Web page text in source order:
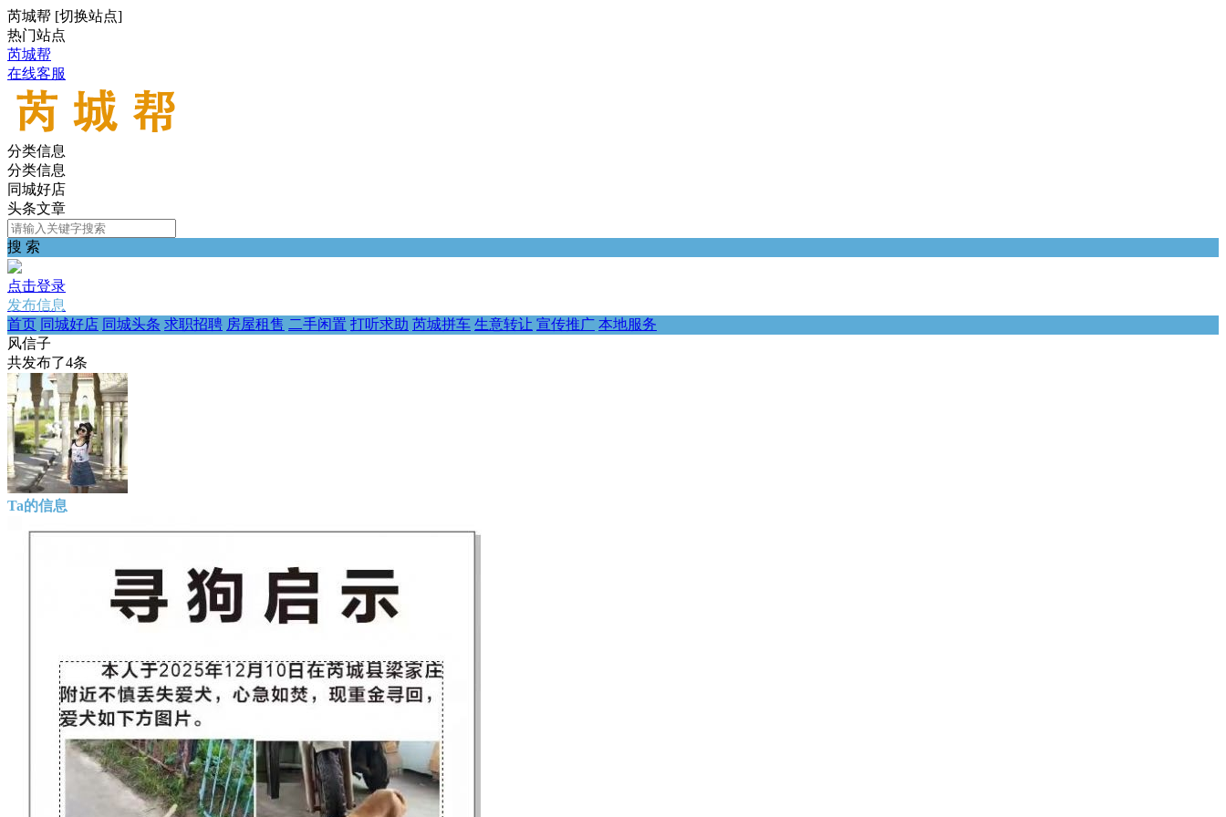
芮城帮 [切换站点]
热门站点
芮城帮
在线客服
分类信息
分类信息
同城好店
头条文章
搜 索
点击登录
发布信息
首页 同城好店 同城头条 求职招聘 房屋租售 二手闲置 打听求助 芮城拼车 生意转让 宣传推广 本地服务
风信子
共发布了4条
Ta的信息